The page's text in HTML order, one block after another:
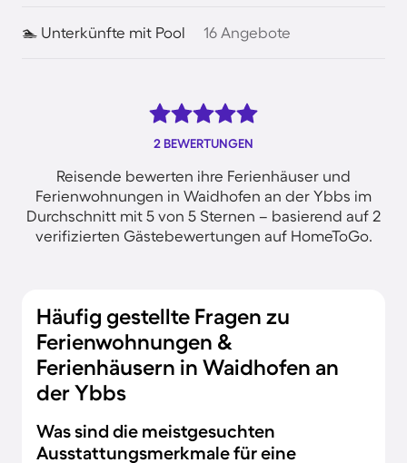
🏊 Unterkünfte mit Pool 16 Angebote
2 BEWERTUNGEN
Reisende bewerten ihre Ferienhäuser und
Ferienwohnungen in Waidhofen an der Ybbs im
Durchschnitt mit 5 von 5 Sternen – basierend auf 2
verifizierten Gästebewertungen auf HomeToGo.
Häufig gestellte Fragen zu
Ferienwohnungen &
Ferienhäusern in Waidhofen an
der Ybbs
Was sind die meistgesuchten
Ausstattungsmerkmale für eine